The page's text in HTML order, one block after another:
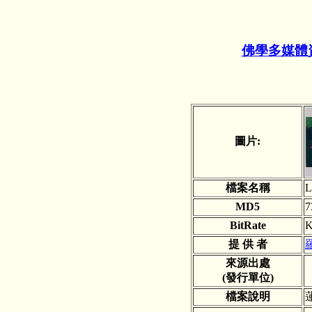
佛學多媒體
圖片:
檔案名稱
MD5
BitRate
提 供 者
來源出處
(發行單位)
檔案說明